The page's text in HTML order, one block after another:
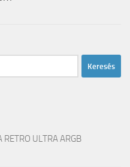
ULTRA ARGB